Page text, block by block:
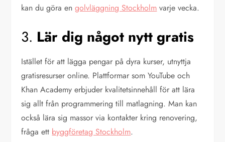
kan du göra engolvläggning Stockholm varje vecka.
3. Lär dig något nytt gratis
Istället för att lägga pengar på dyra kurser, utnyttja
gratisresurser online. Plattformar som YouTube och
Khan Academy erbjuder kvalitetsinnehåll för att lära
sig allt från programmering till matlagning. Man kan
också lära sig massor via kontakter kring renovering,
fråga ett byggföretag Stockholm.